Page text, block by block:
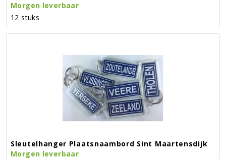
Morgen leverbaar
12 stuks
Sleutelhanger Plaatsnaambord Sint Maartensdijk
Morgen leverbaar